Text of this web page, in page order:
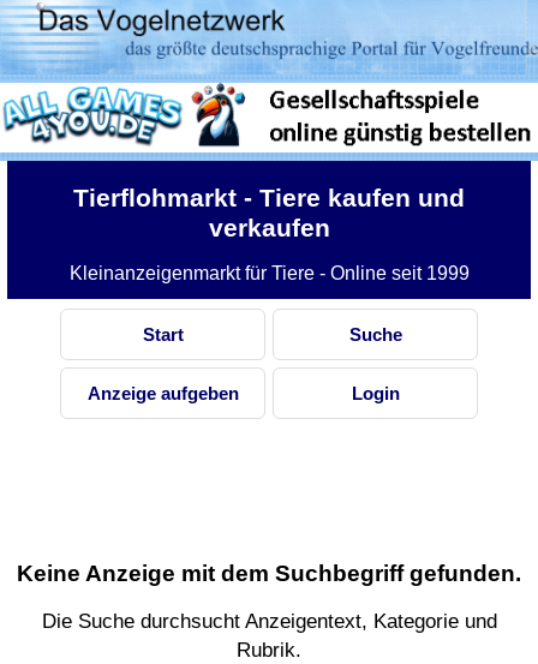
Tierflohmarkt - Tiere kaufen und
verkaufen
Kleinanzeigenmarkt für Tiere - Online seit 1999
Start Suche
Anzeige aufgeben Login
Keine Anzeige mit dem Suchbegriff gefunden.
Die Suche durchsucht Anzeigentext, Kategorie und
Rubrik.